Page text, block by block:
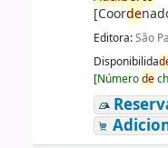
[Coorde
Editora:São
Disponibilida
[Númerode